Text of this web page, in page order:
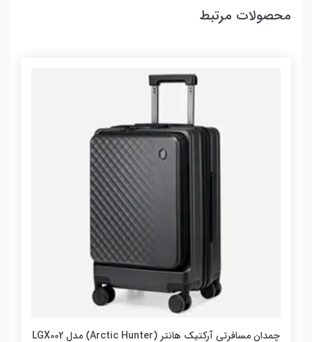
محصولات مرتبط
چمدان مسافرتی آرکتیک هانتر (Arctic Hunter) مدل LGX002